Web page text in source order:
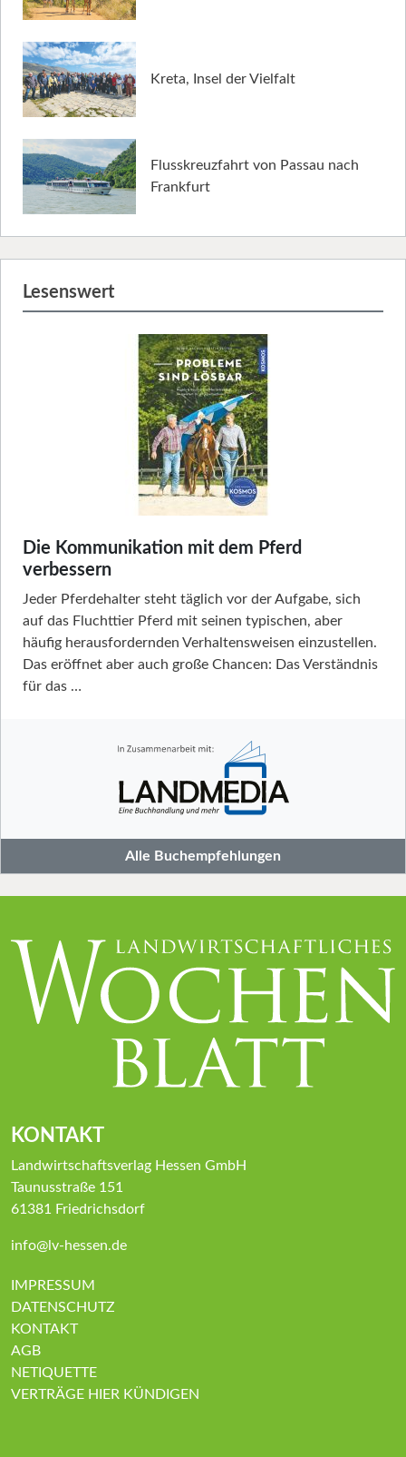
Kreta, Insel der Vielfalt
Flusskreuzfahrt von Passau nach
Frankfurt
Lesenswert
Die Kommunikation mit dem Pferd
verbessern
Jeder Pferdehalter steht täglich vor der Aufgabe, sich
auf das Fluchttier Pferd mit seinen typischen, aber
häufig herausfordernden Verhaltensweisen einzustellen.
Das eröffnet aber auch große Chancen: Das Verständnis
für das …
Alle Buchempfehlungen
KONTAKT
Landwirtschaftsverlag Hessen GmbH
Taunusstraße 151
61381 Friedrichsdorf
info@lv-hessen.de
IMPRESSUM
DATENSCHUTZ
KONTAKT
AGB
NETIQUETTE
VERTRÄGE HIER KÜNDIGEN